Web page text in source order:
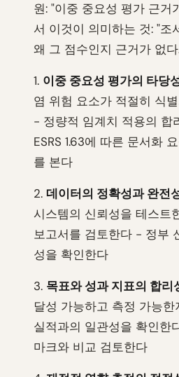
원: "이중 중요성 평가 근거
서 이것이 의미하는 것: "조
왜 그 점수인지 근거가 없다
1. 이중 중요성 평가의 타당
염 위험 요소가 적절히 식
- 정량적 임계치 적용의 합
ESRS 1.63에 따른 문서화
를 본다
2. 데이터의 정확성과 완전
시스템의 신뢰성을 테스트
보고서를 검토한다 - 정부
성을 확인한다
3. 목표와 성과 지표의 합리
달성 가능하고 측정 가능
실적과의 일관성을 확인한
마크와 비교 검토한다